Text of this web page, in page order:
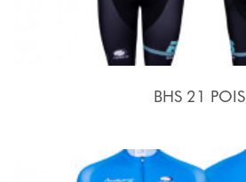
BHS 21 POIS